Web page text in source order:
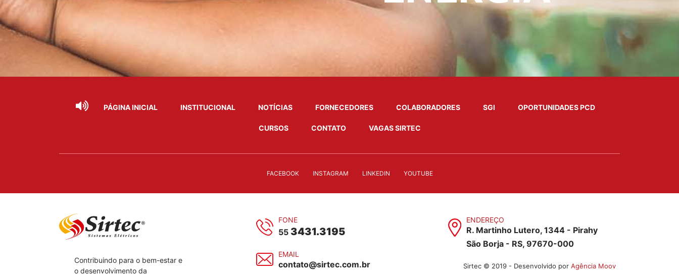
PÁGINA INICIAL INSTITUCIONAL NOTÍCIAS FORNECEDORES COLABORADORES SGI OPORTUNIDADES PCD
CURSOS CONTATO VAGAS SIRTEC
FACEBOOK INSTAGRAM LINKEDIN YOUTUBE
Contribuindo para o bem-estar e
o desenvolvimento da
FONE
55 3431.3195
EMAIL
contato@sirtec.com.br
ENDEREÇO
R. Martinho Lutero, 1344 - Pirahy
São Borja - RS, 97670-000
Sirtec © 2019 - Desenvolvido por Agência Moov